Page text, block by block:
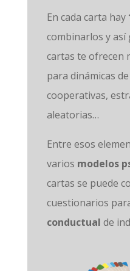
En cada carta hay
combinarlos y así
cartas te ofrecen
para dinámicas
cooperativas,
aleatorias…
Entre esos
varios modelos
cartas se puede
cuestionarios
conductual de